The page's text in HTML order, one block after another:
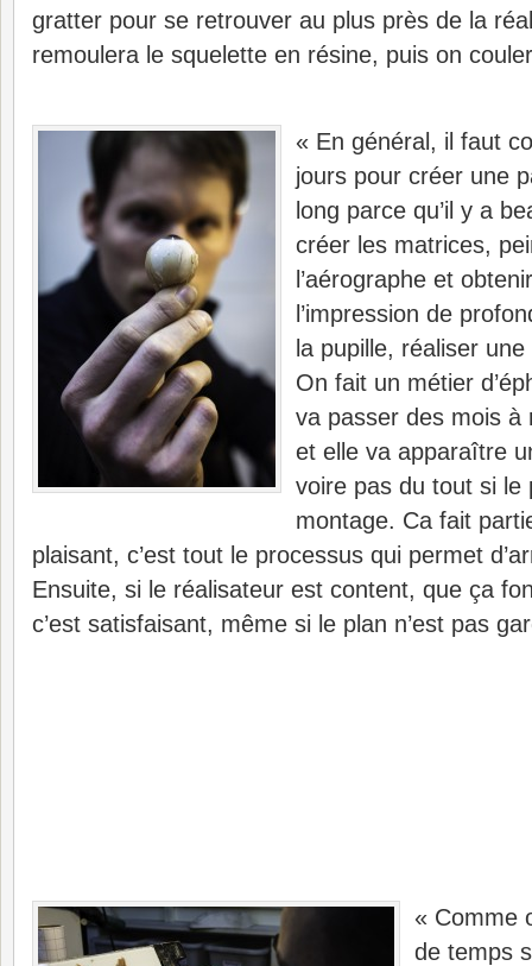
gratter pour se retrouver au plus près de la
remoulera le squelette en résine, puis on
« En général, il faut
jours pour créer une
long parce qu’il y a
créer les matrices,
l’aérographe et
l’impression de
la pupille, réaliser
On fait un métier
va passer des mois à
et elle va apparaître
voire pas du tout si le
montage. Ca fait
plaisant, c’est tout le processus qui permet
Ensuite, si le réalisateur est content, que ça
c’est satisfaisant, même si le plan n’est pas
« Comme
de temps